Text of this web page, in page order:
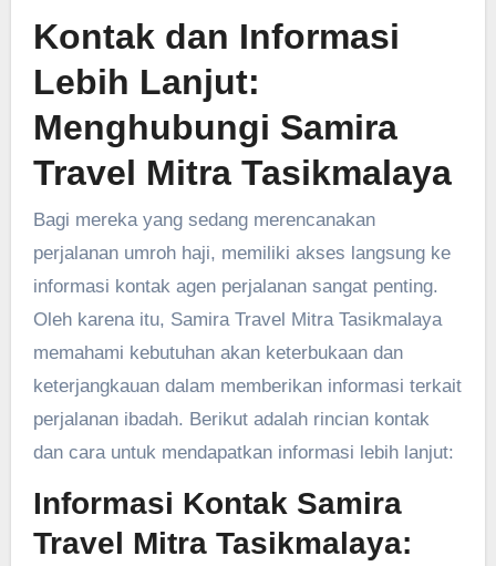
Kontak dan Informasi
Lebih Lanjut:
Menghubungi Samira
Travel Mitra Tasikmalaya
Bagi mereka yang sedang merencanakan
perjalanan umroh haji, memiliki akses langsung ke
informasi kontak agen perjalanan sangat penting.
Oleh karena itu, Samira Travel Mitra Tasikmalaya
memahami kebutuhan akan keterbukaan dan
keterjangkauan dalam memberikan informasi terkait
perjalanan ibadah. Berikut adalah rincian kontak
dan cara untuk mendapatkan informasi lebih lanjut:
Informasi Kontak Samira
Travel Mitra Tasikmalaya: